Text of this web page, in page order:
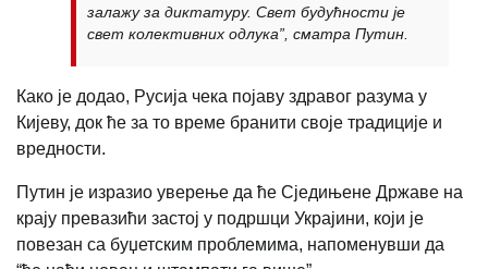
залажу за диктатуру. Свет будућности је
свет колективних одлука”, сматра Путин.
Како је додао, Русија чека појаву здравог разума у
Кијеву, док ће за то време бранити своје традиције и
вредности.
Путин је изразио уверење да ће Сједињене Државе на
крају превазићи застој у подршци Украјини, који је
повезан са буџетским проблемима, напоменувши да